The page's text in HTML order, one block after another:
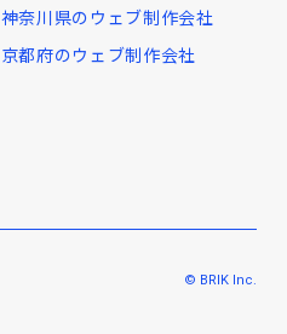
神奈川県のウェブ制作会社
京都府のウェブ制作会社
© BRIK Inc.